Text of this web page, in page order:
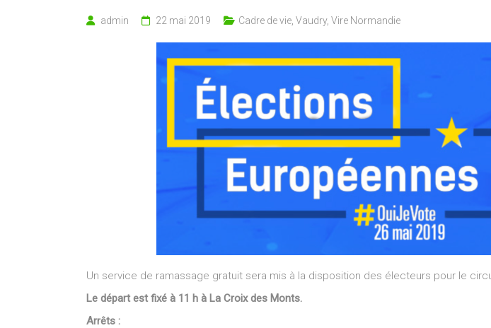
admin 22 mai 2019 Cadre de vie Vaudry, Vire Normandie
Un service de ramassage gratuit sera mis à la disposition des électeurs pour le
Le départ est fixé à 11 h à La Croix des Monts.
Arrêts :